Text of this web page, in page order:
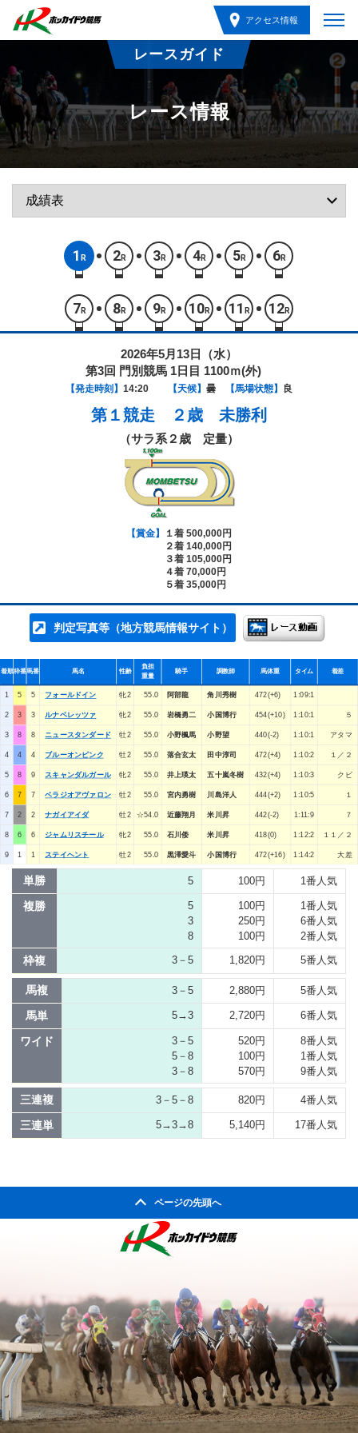
アクセス情報
レースガイド
レース情報
1 R 2R 3R 4R 5R 6R
7 R 8R 9R 10R 11 R 12R
2026年5月13日（水）
第3回 門別競馬 1日目 1100ｍ(外)
【発走時刻】 14:20 【天候】 曇 【馬場状態】 良
第１競走 ２歳 未勝利
（サラ系２歳 定量）
【賞金】
１着 500,000円
２着 140,000円
３着 105,000円
４着 70,000円
５着 35,000円
判定写真等（地方競馬情報サイト）
着順枠番馬番 馬名 性齢
負担
重量
騎手 調教師 馬体重 タイム 着差
1 5 5 フォールドイン 牝2 55.0 阿部龍 角川秀樹 472(+6) 1:09:1
2 3 3 ルナベレッツァ 牝2 55.0 岩橋勇二 小国博行 454(+10) 1:10:1 ５
3 8 8 ニュースタンダード 牡2 55.0 小野楓馬 小野望 440(-2) 1:10:1 アタマ
4 4 4 ブルーオンピンク 牡2 55.0 落合玄太 田中淳司 472(+4) 1:10:2 １／２
5 8 9 スキャンダルガール 牝2 55.0 井上瑛太 五十嵐冬樹 432(+4) 1:10:3 クビ
6 7 7 ベラジオアヴァロン 牡2 55.0 宮内勇樹 川島洋人 444(+2) 1:10:5 １
7 2 2 ナガイアイダ 牡2 ☆54.0 近藤翔月 米川昇 442(-2) 1:11:9 ７
8 6 6 ジャムリスチール 牝2 55.0 石川倭 米川昇 418(0) 1:12:2 １１／２
9 1 1 ステイヘント 牡2 55.0 黒澤愛斗 小国博行 472(+16) 1:14:2 大差
単勝 5 100円 1番人気
複勝
5
3
8
100円
250円
100円
1番人気
6番人気
2番人気
枠複 3－5 1,820円 5番人気
馬複 3－5 2,880円 5番人気
馬単 5→3 2,720円 6番人気
ワイド
3－5
5－8
3－8
520円
100円
570円
8番人気
1番人気
9番人気
三連複 3－5－8 820円 4番人気
三連単 5→3→8 5,140円 17番人気
ページの先頭へ